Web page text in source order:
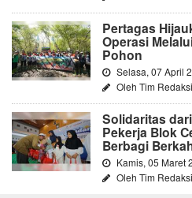
Pertagas
Operasi
Pohon
Selasa, 07 April
Oleh Tim Redaksi
Solidaritas
Pekerja Blok
Berbagi
Kamis, 05 Maret
Oleh Tim Redaksi